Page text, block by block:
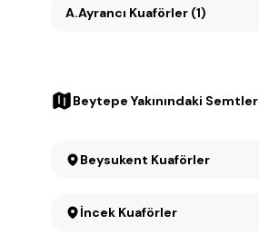
A.Ayrancı Kuaförler (1)
Beytepe Yakınındaki Semtler
Beysukent Kuaförler
İncek Kuaförler